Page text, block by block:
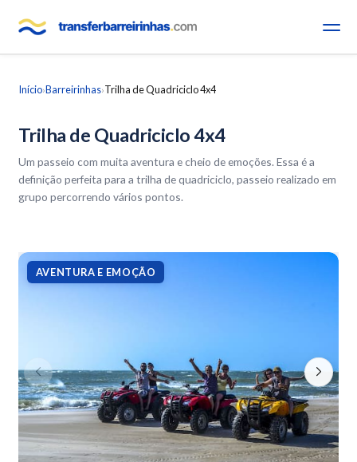
Início›Barreirinhas›Trilha de Quadriciclo 4x4
Trilha de Quadriciclo 4x4
Um passeio com muita aventura e cheio de emoções. Essa é a
definição perfeita para a trilha de quadriciclo, passeio realizado em
grupo percorrendo vários pontos.
AVENTURA E EMOÇÃO